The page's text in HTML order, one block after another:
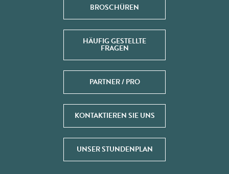
BROSCHÜREN
HÄUFIG GESTELLTE
FRAGEN
PARTNER / PRO
KONTAKTIEREN SIE UNS
UNSER STUNDENPLAN